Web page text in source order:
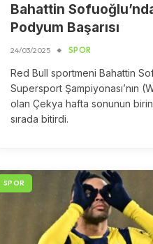
Bahattin
Podyum Başarısı
24/03/2025 SPOR
Red Bull sportmeni Bahattin
Supersport Şampiyonası’nın
olan Çekya hafta sonunun
sırada bitirdi.
SPOR